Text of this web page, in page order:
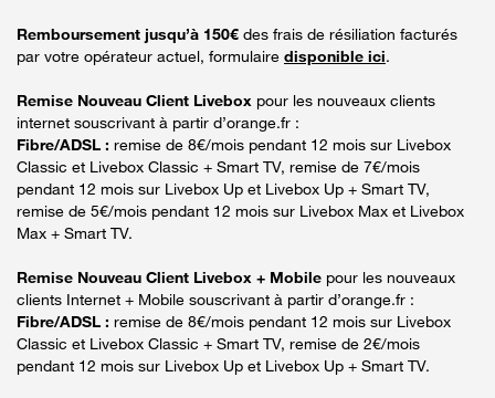
Remboursement jusqu’à 150€ des frais de résiliation facturés
par votre opérateur actuel, formulaire disponible ici.
Remise Nouveau Client Livebox pour les nouveaux clients
internet souscrivant à partir d’orange.fr :
Fibre/ADSL : remise de 8€/mois pendant 12 mois sur Livebox
Classic et Livebox Classic + Smart TV, remise de 7€/mois
pendant 12 mois sur Livebox Up et Livebox Up + Smart TV,
remise de 5€/mois pendant 12 mois sur Livebox Max et Livebox
Max + Smart TV.
Remise Nouveau Client Livebox + Mobile pour les nouveaux
clients Internet + Mobile souscrivant à partir d’orange.fr :
Fibre/ADSL : remise de 8€/mois pendant 12 mois sur Livebox
Classic et Livebox Classic + Smart TV, remise de 2€/mois
pendant 12 mois sur Livebox Up et Livebox Up + Smart TV.